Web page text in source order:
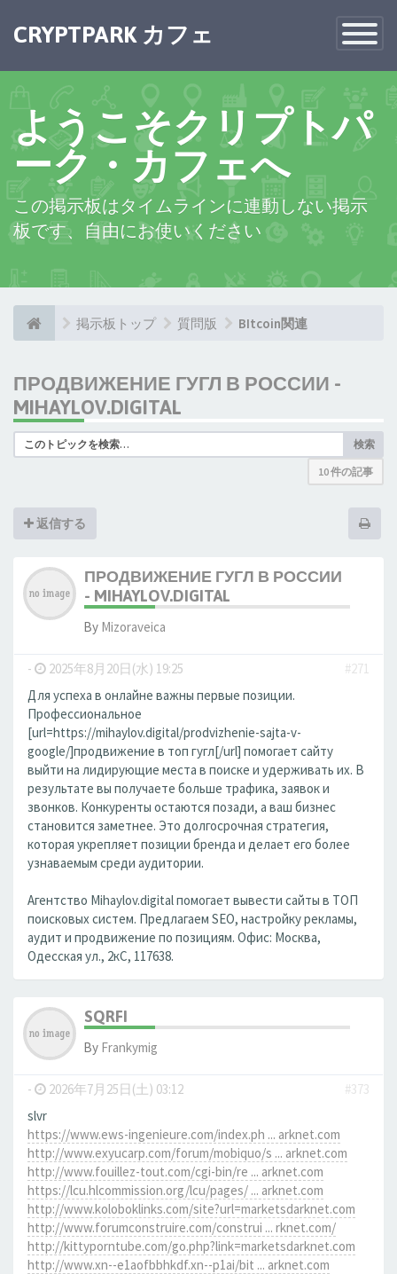
Toggle
CRYPTPARK カフェ
ようこそクリプトパ
ーク・カフェへ
この掲示板はタイムラインに連動しない掲示
板です、自由にお使いください
掲示板トップ 質問版 BItcoin関連
ПРОДВИЖЕНИЕ ГУГЛ В РОССИИ -
MIHAYLOV.DIGITAL
検索
10 件の記事
返信する
ПРОДВИЖЕНИЕ ГУГЛ В РОССИИ
- MIHAYLOV.DIGITAL
By Mizoraveica
- 2025年8月20日(水) 19:25
#271
Для успеха в онлайне важны первые позиции.
Профессиональное
[url=https://mihaylov.digital/prodvizhenie-sajta-v-
google/]продвижение в топ гугл[/url] помогает сайту
выйти на лидирующие места в поиске и удерживать их. В
результате вы получаете больше трафика, заявок и
звонков. Конкуренты остаются позади, а ваш бизнес
становится заметнее. Это долгосрочная стратегия,
которая укрепляет позиции бренда и делает его более
узнаваемым среди аудитории.
Агентство Mihaylov.digital помогает вывести сайты в ТОП
поисковых систем. Предлагаем SEO, настройку рекламы,
аудит и продвижение по позициям. Офис: Москва,
Одесская ул., 2кС, 117638.
SQRFI
By Frankymig
- 2026年7月25日(土) 03:12
#373
slvr
https://www.ews-ingenieure.com/index.ph ... arknet.com
http://www.exyucarp.com/forum/mobiquo/s ... arknet.com
http://www.fouillez-tout.com/cgi-bin/re ... arknet.com
https://lcu.hlcommission.org/lcu/pages/ ... arknet.com
http://www.koloboklinks.com/site?url=marketsdarknet.com
http://www.forumconstruire.com/construi ... rknet.com/
http://kittyporntube.com/go.php?link=marketsdarknet.com
http://www.xn--e1aofbbhkdf.xn--p1ai/bit ... arknet.com